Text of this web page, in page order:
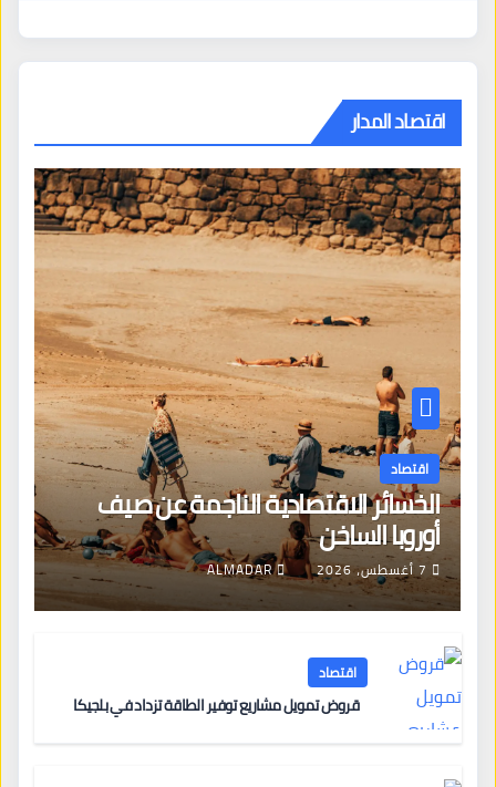
اقتصاد المدار
اقتصاد
الخسائر الاقتصادية الناجمة عن صيف
أوروبا الساخن
7 أغسطس، 2026 ALMADAR
اقتصاد
قروض تمويل مشاريع توفير الطاقة تزداد في بلجيكا